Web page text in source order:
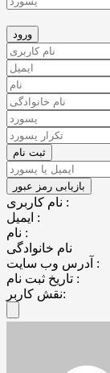
نام کاربری :
ایمیل :
نام :
نام خانوادگی
آدرس وب سایت :
تاریخ ثبت نام :
نقش کاربر: